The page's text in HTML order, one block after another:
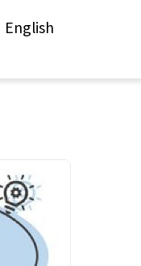
English